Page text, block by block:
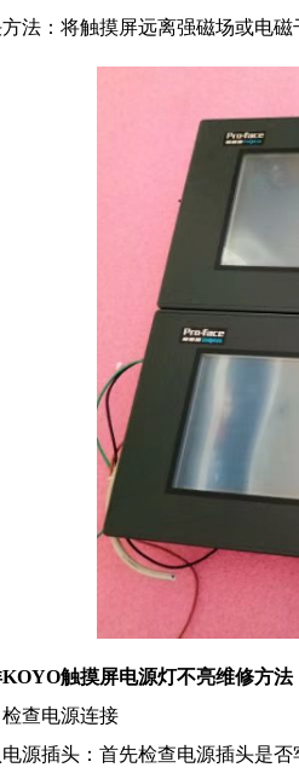
法：将触摸屏远离强磁场或电
触摸屏电源灯不亮维修方法
查电源连接
源插头：首先检查电源插头是否